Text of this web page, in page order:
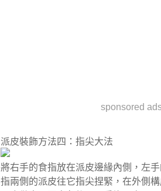
sponsored
派皮裝飾方法四：指尖大法
將右手的食指放在派皮邊緣內側，左
指兩側的派皮往它指尖捏緊，在外側